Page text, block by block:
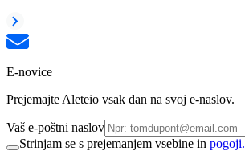
E-novice
Prejemajte Aleteio vsak dan na svoj e-naslov.
Vaš e-poštni naslov
Strinjam se s prejemanjem vsebine in pogoji.